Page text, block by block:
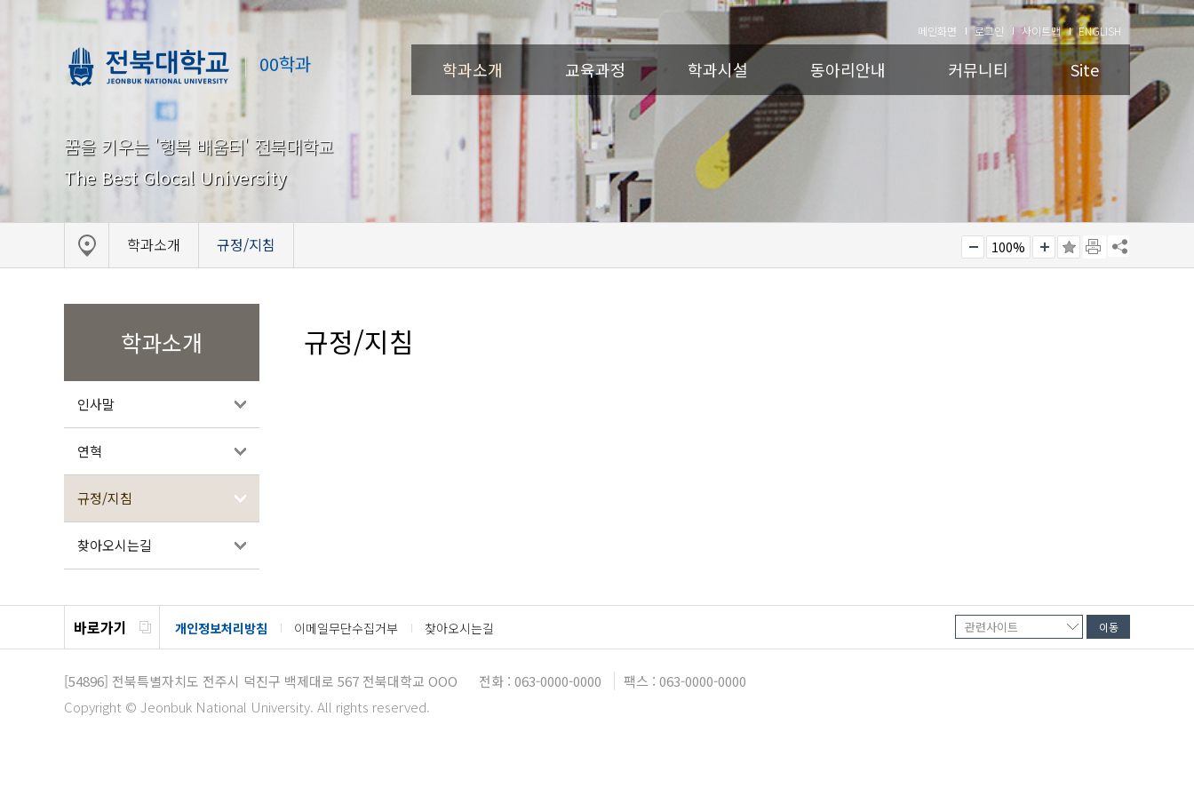
00학과
메인화면 로그인 사이트맵 ENGLISH
학과소개 교육과정 학과시설 동아리안내 커뮤니티 Site
꿈을 키우는 '행복 배움터' 전북대학교
The Best Glocal University
학과소개 규정/지침 100%
학과소개
인사말
연혁
규정/지침
찾아오시는길
규정/지침
바로가기 개인정보처리방침 이메일무단수집거부 찾아오시는길
[54896] 전북특별자치도 전주시 덕진구 백제대로 567 전북대학교 OOO 전화 : 063-0000-0000
팩스 : 063-0000-0000
Copyright © Jeonbuk National University. All rights reserved.